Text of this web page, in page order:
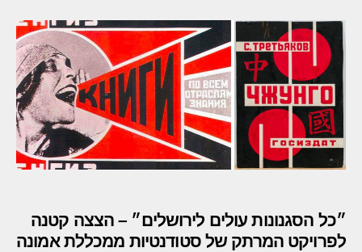
״כל הסגנונות עולים לירושלים״ – הצצה קטנה
לפרויקט המרתק של סטודנטיות ממכללת אמונה